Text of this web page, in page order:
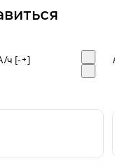
ч [-+]